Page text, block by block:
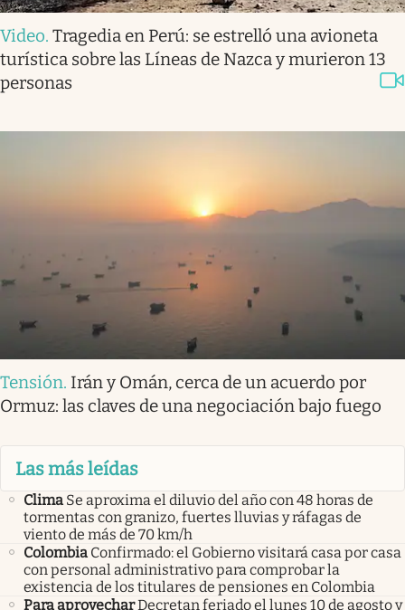
Video. Tragedia en Perú: se estrelló una avioneta
turística sobre las Líneas de Nazca y murieron 13
personas
Tensión. Irán y Omán, cerca de un acuerdo por
Ormuz: las claves de una negociación bajo fuego
Las más leídas
Clima Se aproxima el diluvio del año con 48 horas de
tormentas con granizo, fuertes lluvias y ráfagas de
viento de más de 70 km/h
Colombia Confirmado: el Gobierno visitará casa por casa
con personal administrativo para comprobar la
existencia de los titulares de pensiones en Colombia
Para aprovecharDecretan feriado el lunes 10 de agosto y